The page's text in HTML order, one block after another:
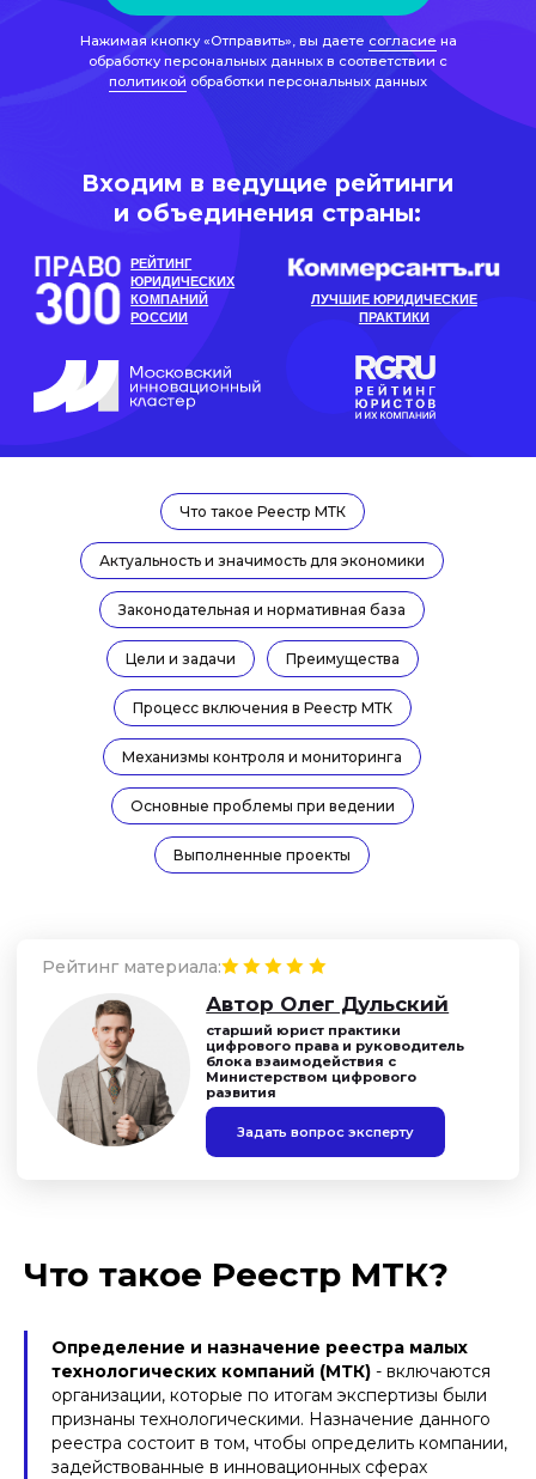
ЮРИДИЧЕСКИХ
КОМПАНИЙ
ЛУЧШИЕ ЮРИДИЧЕСКИЕ
Что такое Реестр МТК
Актуальность и значимость для экономики
Законодательная и нормативная база
Цели и задачи Преимущества
Процесс включения в Реестр МТК
Механизмы контроля и мониторинга
Основные проблемы при ведении
Выполненные проекты
Автор Олег Дульский
старший юрист практики
цифрового права и руководитель
блока взаимодействия с
Министерством цифрового
развития
Задать вопрос эксперту
Что такое Реестр МТК?
Определение и назначение реестра малых
технологических компаний (МТК) - включаются
организации, которые по итогам экспертизы были
признаны технологическими. Назначение данного
реестра состоит в том, чтобы определить компании,
задействованные в инновационных сферах